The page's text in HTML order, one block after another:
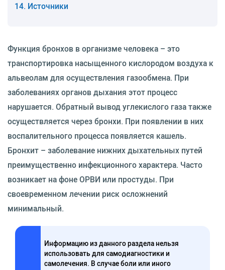
Источники
Функция бронхов в организме человека – это
транспортировка насыщенного кислородом воздуха к
альвеолам для осуществления газообмена. При
заболеваниях органов дыхания этот процесс
нарушается. Обратный вывод углекислого газа также
осуществляется через бронхи. При появлении в них
воспалительного процесса появляется кашель.
Бронхит – заболевание нижних дыхательных путей
преимущественно инфекционного характера. Часто
возникает на фоне ОРВИ или простуды. При
своевременном лечении риск осложнений
минимальный.
Информацию из данного раздела нельзя
использовать для самодиагностики и
самолечения. В случае боли или иного